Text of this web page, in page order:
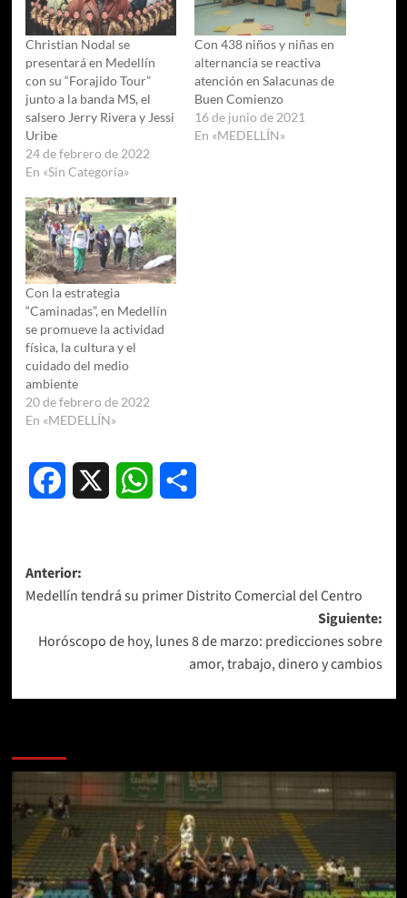
Christian Nodal se
presentará en Medellín
con su “Forajido Tour”
junto a la banda MS, el
salsero Jerry Rivera y Jessi
Uribe
24 de febrero de 2022
En «Sin Categoría»
Con 438 niños y niñas en
alternancia se reactiva
atención en Salacunas de
Buen Comienzo
16 de junio de 2021
En «MEDELLÍN»
Con la estrategia
“Caminadas”, en Medellín
se promueve la actividad
física, la cultura y el
cuidado del medio
ambiente
20 de febrero de 2022
En «MEDELLÍN»
Facebook WhatsApp
Navegación
de
entradas
Anterior:
Medellín tendrá su primer Distrito Comercial del Centro
Siguiente:
Horóscopo de hoy, lunes 8 de marzo: predicciones sobre
amor, trabajo, dinero y cambios